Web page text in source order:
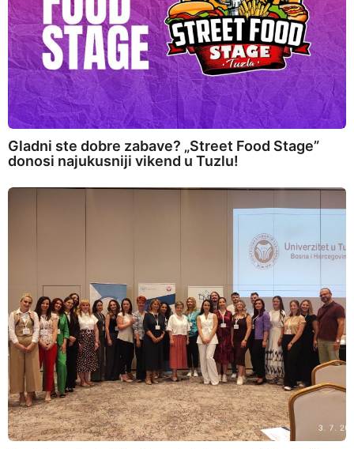
Gladni ste dobre zabave? „Street Food Stage”
donosi najukusniji vikend u Tuzlu!